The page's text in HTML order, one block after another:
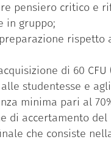
pensiero critico e
in gruppo;
di 60
alle studentesse e
minima pari al
di accertamento
che consiste